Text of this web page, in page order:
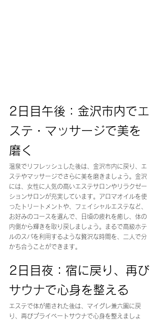
2日目午後：金沢市内でエ
ステ・マッサージで美を
磨く
温泉でリフレッシュした後は、金沢市内に戻り、エ
ステやマッサージでさらに美を磨きましょう。金沢
には、女性に人気の高いエステサロンやリラクゼー
ションサロンが充実しています。アロマオイルを使
ったトリートメントや、フェイシャルエステなど、
お好みのコースを選んで、日頃の疲れを癒し、体の
内側から輝きを取り戻しましょう。まるで高級ホテ
ルのスパを利用するような贅沢な時間を、二人で分
かち合うことができます。
2日目夜：宿に戻り、再び
サウナで心身を整える
エステで体が癒された後は、マイグレ兼六園に戻
り、再びプライベートサウナで心身を整えましょ